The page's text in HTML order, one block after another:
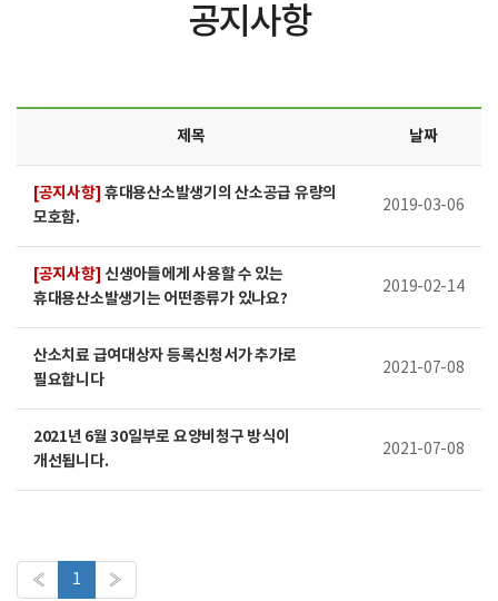
공지사항
제목 날짜
[공지사항] 휴대용산소발생기의 산소공급 유량의
모호함.
2019-03-06
[공지사항] 신생아들에게 사용할 수 있는
휴대용산소발생기는 어떤종류가 있나요?
2019-02-14
산소치료 급여대상자 등록신청서가 추가로
필요합니다
2021-07-08
2021년 6월 30일부로 요양비청구 방식이
개선됩니다.
2021-07-08
« 1 »